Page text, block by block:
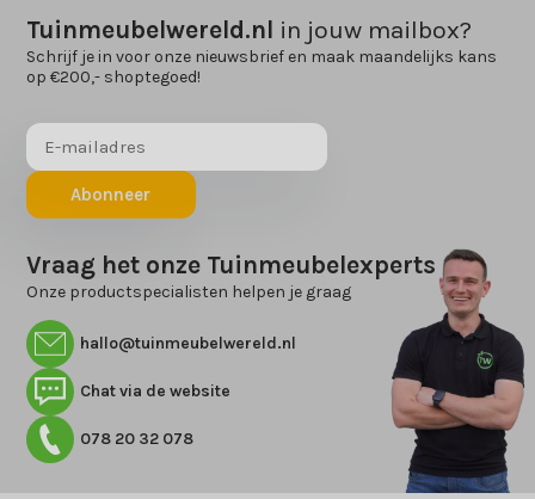
Tuinmeubelwereld.nl in jouw mailbox?
Schrijf je in voor onze nieuwsbrief en maak maandelijks kans
op €200,- shoptegoed!
Abonneer
Vraag het onze Tuinmeubelexperts
Onze productspecialisten helpen je graag
hallo@tuinmeubelwereld.nl
Chat via de website
078 20 32 078